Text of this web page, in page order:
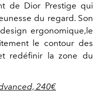
de Dior Prestige qui
du regard. Son
ergonomique,le
le contour des
redéfinir la zone du
240€